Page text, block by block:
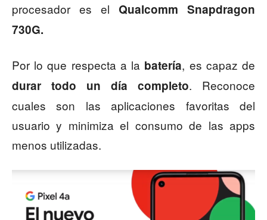
procesador es el Qualcomm Snapdragon
730G.
Por lo que respecta a la batería, es capaz de
durar todo un día completo. Reconoce
cuales son las aplicaciones favoritas del
usuario y minimiza el consumo de las apps
menos utilizadas.